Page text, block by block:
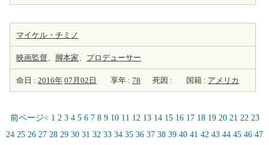
マイケル・チミノ
映画監督、 脚本家、 プロデューサー
命日 : 2016年 07月02日 享年 : 78 死因 : 国籍 : アメリカ
前ページ< 1 2 3 4 5 6 7 8 9 10 11 12 13 14 15 16 17 18 19 20 21 22 23
24 25 26 27 28 29 30 31 32 33 34 35 36 37 38 39 40 41 42 43 44 45 46 47